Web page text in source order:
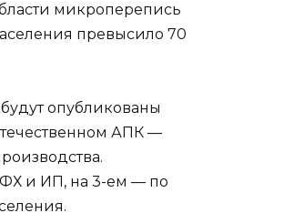
микроперепись
превысило 70
опубликованы
АПК —
и ИП, на 3-ем — по